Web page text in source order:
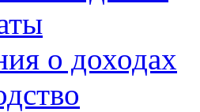
о доходах